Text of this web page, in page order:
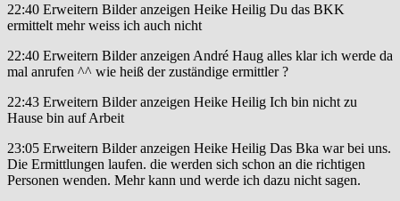
22:40 Erweitern Bilder anzeigen Heike Heilig Du das BKK
ermittelt mehr weiss ich auch nicht
22:40 Erweitern Bilder anzeigen André Haug alles klar ich werde da
mal anrufen ^^ wie heiß der zuständige ermittler ?
22:43 Erweitern Bilder anzeigen Heike Heilig Ich bin nicht zu
Hause bin auf Arbeit
23:05 Erweitern Bilder anzeigen Heike Heilig Das Bka war bei uns.
Die Ermittlungen laufen. die werden sich schon an die richtigen
Personen wenden. Mehr kann und werde ich dazu nicht sagen.